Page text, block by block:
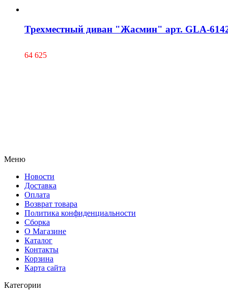
Трехместный диван "Жасмин" арт. GLA-
64 625
Меню
Новости
Доставка
Оплата
Возврат товара
Политика конфиденциальности
Сборка
О Магазине
Каталог
Контакты
Корзина
Карта сайта
Категории